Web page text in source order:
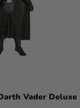
Vader Deluxe